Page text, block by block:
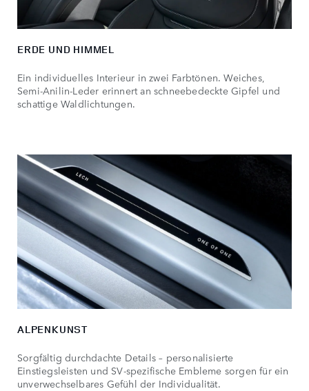
ERDE UND HIMMEL
Ein individuelles Interieur in zwei Farbtönen. Weiches,
Semi-Anilin-Leder erinnert an schneebedeckte Gipfel und
schattige Waldlichtungen.
ALPENKUNST
Sorgfältig durchdachte Details – personalisierte
Einstiegsleisten und SV-spezifische Embleme sorgen für ein
unverwechselbares Gefühl der Individualität.